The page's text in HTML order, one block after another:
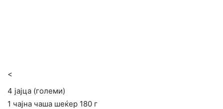
<
4 јајца (големи)
1 чајна чаша шеќер 180 г